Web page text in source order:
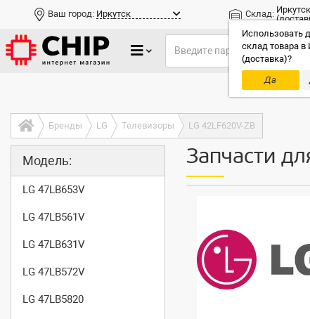
Ваш город: Иркутск Склад: Иркутск
Использовать
склад товара в
(доставка)?
Да
Только
Бренды LG Телевизоры LG 42LF620V-ZB
Модель:
LG 47LB653V
LG 47LB561V
LG 47LB631V
LG 47LB572V
LG 47LB5820
Запчасти